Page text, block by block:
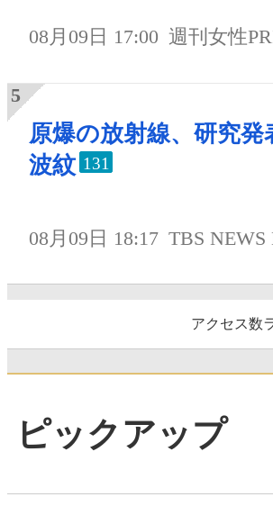
08月09日 17:00 週刊女性
原爆の放射線、研究発
波紋 131
08月09日 18:17 TBS NEWS
アクセス数
ピックアップ